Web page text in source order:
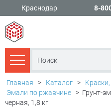
Краснодар 8-
Каталог товаров
Главная > Каталог >
Эмали по ржавчине > Грунт-
черная, 1,8 кг